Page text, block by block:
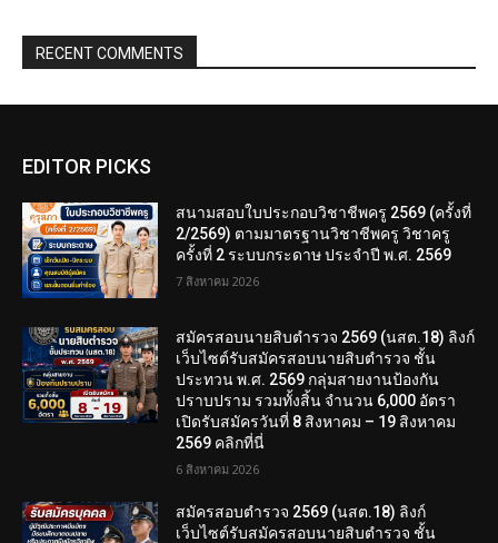
RECENT COMMENTS
EDITOR PICKS
สนามสอบใบประกอบวิชาชีพครู 2569 (ครั้งที่
2/2569) ตามมาตรฐานวิชาชีพครู วิชาครู
ครั้งที่ 2 ระบบกระดาษ ประจำปี พ.ศ. 2569
7 สิงหาคม 2026
สมัครสอบนายสิบตำรวจ 2569 (นสต.18) ลิงก์
เว็บไซต์รับสมัครสอบนายสิบตำรวจ ชั้น
ประทวน พ.ศ. 2569 กลุ่มสายงานป้องกัน
ปราบปราม รวมทั้งสิ้น จำนวน 6,000 อัตรา
เปิดรับสมัครวันที่ 8 สิงหาคม – 19 สิงหาคม
2569 คลิกที่นี่
6 สิงหาคม 2026
สมัครสอบตํารวจ 2569 (นสต.18) ลิงก์
เว็บไซต์รับสมัครสอบนายสิบตำรวจ ชั้น